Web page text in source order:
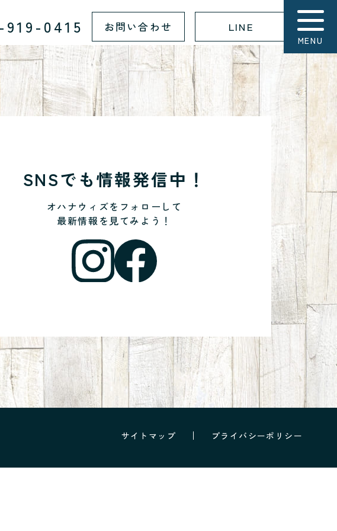
919-0415 お問い合わせ LINE
MENU
SNSでも情報発信中！
オハナウィズをフォローして
最新情報を見てみよう！
サイトマップ プライバシーポリシー